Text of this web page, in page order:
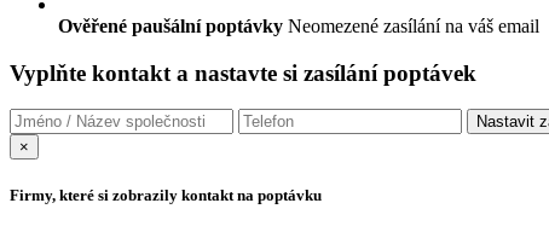
Ověřené paušální poptávky Neomezené zasílání na váš email
Vyplňte kontakt a nastavte si zasílání poptávek
×
Firmy, které si zobrazily kontakt na poptávku